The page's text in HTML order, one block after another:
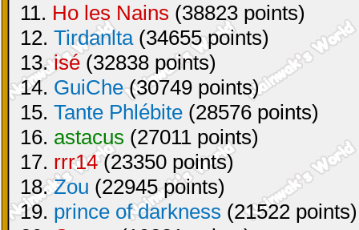
11. Ho les Nains (38823 points)
12. Tirdanlta(34655 points)
13.isé (32838 points)
14. GuiChe(30749 points)
15. Tante Phlébite (28576 points)
16. astacus (27011 points)
17. rrr14(23350 points)
18.Zou (22945 points)
19. prince of darkness (21522 points)